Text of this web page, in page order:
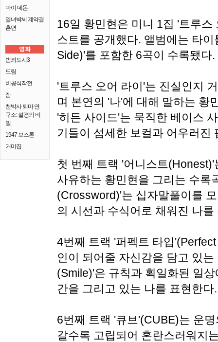
마이 데몬
열녀박씨 계약결
혼뎐
영화
범죄도시3
드림
비공식작전
잠
천박사 퇴마 연
구소: 설경의 비
밀
1947 보스톤
거미집
16일 황민현은 미니 1집 '트루
스트를 공개했다. 앨범에는 타
Side)'를 포함한 6곡이 수록됐다.
'트루스 오어 라이'는 진실인지
며 본연의 '나'에 대해 말하는 황
'히든 사이드'는 묵직한 베이스
기들이 섬세한 보컬과 어우러진
첫 번째 트랙 '어니스트
사유하는 황민현을 그리는 수록
(Crossword)'는 십자말풀이를
의 시선과 수식어로 채워진 나
4번째 트랙 '퍼펙트 타입
인이 되어줄 자신감을 담고 있
(Smile)'은 규칙과 획일화된 일
간을 그리고 있는 나를 표현한다.
6번째 트랙 '큐브'(CUBE)는 운
갈수록 고립되어 혼란스러워지